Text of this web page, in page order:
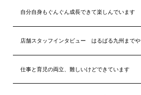
自分自身もぐんぐん成長できて楽しんでいます
店舗スタッフインタビュー はるばる九州までや
仕事と育児の両立、難しいけどできています